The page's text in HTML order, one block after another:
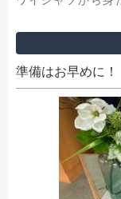
準備はお早めに！